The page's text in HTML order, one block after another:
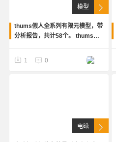
模型
thums假人全系列有限元模型，带
分析报告，共计58个。 thums假
告，可用于损伤生物力学/THUMS
假人模型/有限元THUMS
1 0
电磁